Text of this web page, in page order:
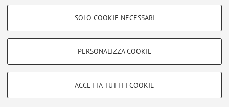
COOKIE DI PROFILAZIONE - FACOLTATIVI
COOKIE TECNICI - NECESSARI
Si tratta di cookie tecnici utilizzati, a titolo esemplificativo, per il corretto
SOLO COOKIE NECESSARI
PERSONALIZZA COOKIE
ACCETTA TUTTI I COOKIE
Area riservata
Accedi tramiteloginper gestire tutti i contenuti del sito.
Zamboni, 33 - 40126 Bologna - Partita IVA: 01131710376